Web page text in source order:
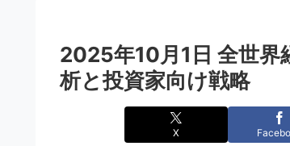
2025年10月1日 全世界
析と投資家向け戦略
X